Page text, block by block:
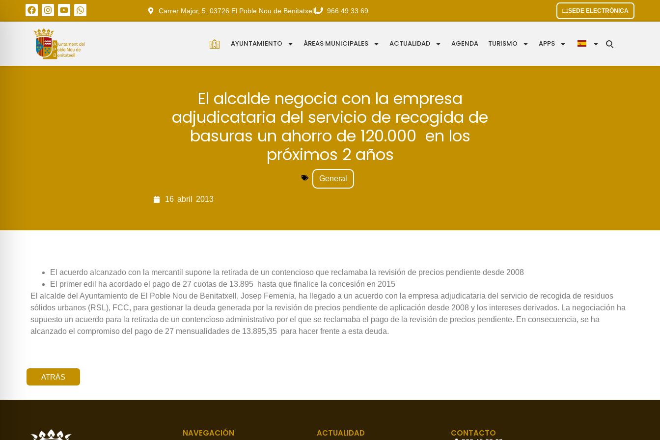
Carrer Major, 5, 03726 El Poble Nou de Benitatxell 966 49 33 69 SEDE ELECTRÓNICA
AYUNTAMIENTO ÁREAS MUNICIPALES ACTUALIDAD AGENDA TURISMO APPS
El alcalde negocia con la empresa
adjudicataria del servicio de recogida de
basuras un ahorro de 120.000  en los
próximos 2 años
General
16 abril 2013
El acuerdo alcanzado con la mercantil supone la retirada de un contencioso que reclamaba la revisión de precios pendiente desde 2008
El primer edil ha acordado el pago de 27 cuotas de 13.895  hasta que finalice la concesión en 2015
El alcalde del Ayuntamiento de El Poble Nou de Benitatxell, Josep Femenia, ha llegado a un acuerdo con la empresa adjudicataria del servicio de recogida de residuos
sólidos urbanos (RSL), FCC, para gestionar la deuda generada por la revisión de precios pendiente de aplicación desde 2008 y los intereses derivados. La negociación ha
supuesto un acuerdo para la retirada de un contencioso administrativo por el que se reclamaba el pago de la revisión de precios pendiente. En consecuencia, se ha
alcanzado el compromiso del pago de 27 mensualidades de 13.895,35  para hacer frente a esta deuda.
ATRÁS
NAVEGACIÓN ACTUALIDAD CONTACTO